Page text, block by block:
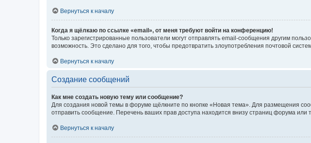
Вернуться к началу
Когда я щёлкаю по ссылке «email», от меня требуют войти на конференцию!
Только зарегистрированные пользователи могут отправлять email-сообщения другим
возможность. Это сделано для того, чтобы предотвратить злоупотребления почтовой
Вернуться к началу
Создание сообщений
Как мне создать новую тему или сообщение?
Для создания новой темы в форуме щёлкните по кнопке «Новая тема». Для размещения
отправить сообщение. Перечень ваших прав доступа находится внизу страниц форума
Вернуться к началу